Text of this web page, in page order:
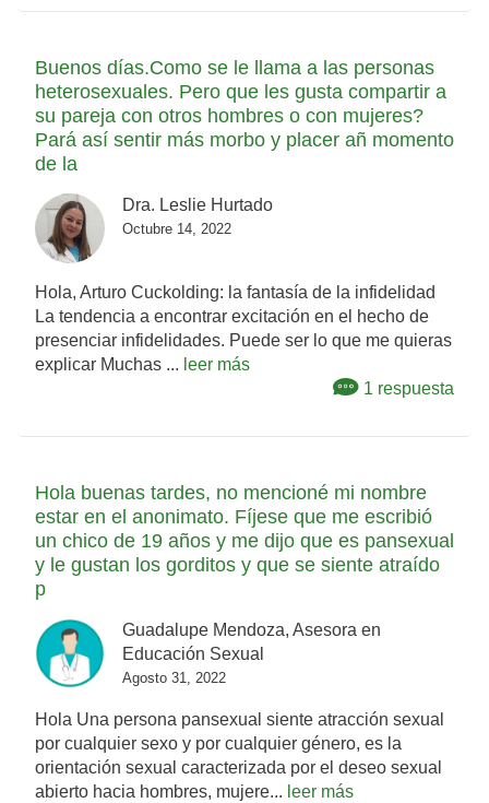
Buenos días.Como se le llama a las personas
heterosexuales. Pero que les gusta compartir a
su pareja con otros hombres o con mujeres?
Pará así sentir más morbo y placer añ momento
de la
Dra. Leslie Hurtado
Octubre 14, 2022
Hola, Arturo Cuckolding: la fantasía de la infidelidad
La tendencia a encontrar excitación en el hecho de
presenciar infidelidades. Puede ser lo que me quieras
explicar Muchas ... leer más
1 respuesta
Hola buenas tardes, no mencioné mi nombre
estar en el anonimato. Fíjese que me escribió
un chico de 19 años y me dijo que es pansexual
y le gustan los gorditos y que se siente atraído
p
Guadalupe Mendoza, Asesora en
Educación Sexual
Agosto 31, 2022
Hola Una persona pansexual siente atracción sexual
por cualquier sexo y por cualquier género, es la
orientación sexual caracterizada por el deseo sexual
abierto hacia hombres, mujere... leer más